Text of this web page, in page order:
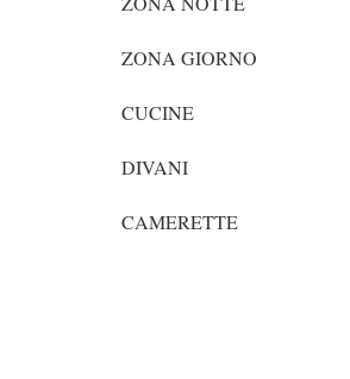
ZONA GIORNO
CUCINE
DIVANI
CAMERETTE